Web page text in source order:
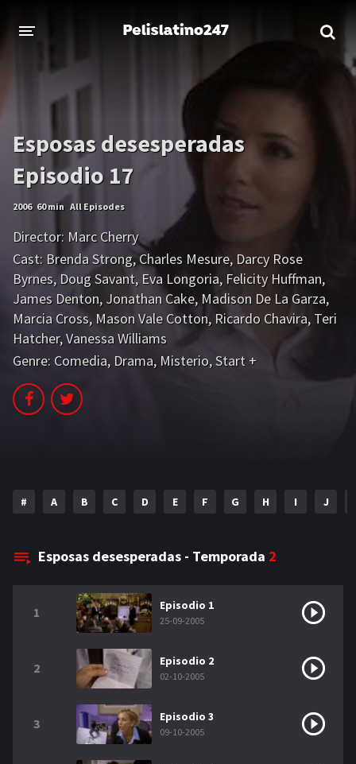
INICIO
ESTRENOS 2023
GENEROS
Acción Aventura
Comedia
Drama
DISNEY
HBO MAX
AMAZON PRIME
AÑOS
2019 2018
1990
PELICULAS
Esposas desesperadas
Episodio 17
2006 60 min All Episodes
Director: Marc Cherry
Cast: Brenda Strong,Charles Mesure, Darcy Rose
Byrnes, Doug Savant, Eva Longoria, Felicity Huffman,
James Denton, Jonathan Cake, Madison De La Garza,
Marcia Cross, Mason Vale Cotton, Ricardo Chavira, Teri
Hatcher,Vanessa Williams
Genre: Comedia, Drama, Misterio,Start +
# A B C D E F G H I J
Esposas desesperadas - Temporada 2
1 Episodio 1
25-09-2005
2 Episodio 2
02-10-2005
3 Episodio 3
09-10-2005